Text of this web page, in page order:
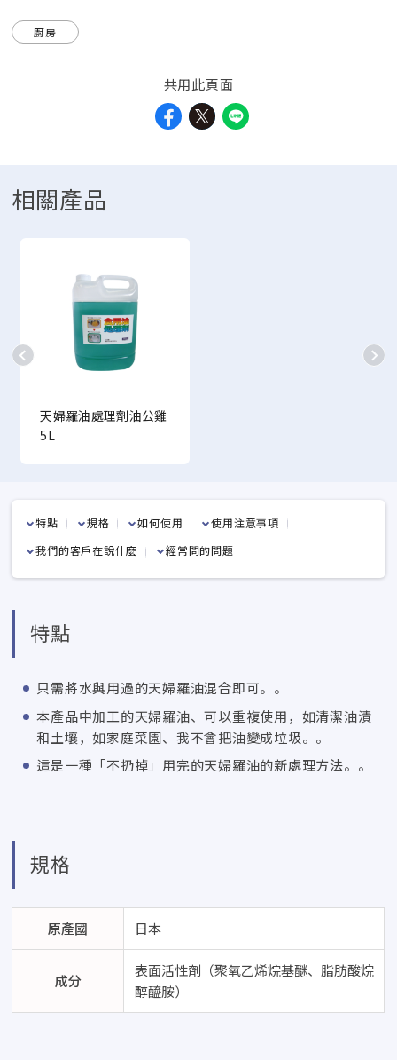
廚房
共用此頁面
相關產品
天婦羅油處理劑油公雞
5L
特點 規格 如何使用
使用注意事項
我們的客戶在說什麼
經常問的問題
特點
只需將水與用過的天婦羅油混合即可。。
本產品中加工的天婦羅油、可以重複使用，如清潔油漬
和土壤，如家庭菜園、我不會把油變成垃圾。。
這是一種「不扔掉」用完的天婦羅油的新處理方法。。
規格
原產國 日本
成分
表面活性劑（聚氧乙烯烷基醚、脂肪酸烷
醇醯胺）